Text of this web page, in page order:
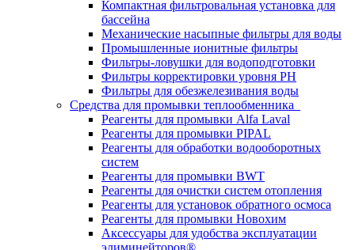
Компактная фильтровальная установка для
бассейна
Механические насыпные фильтры для воды
Промышленные ионитные фильтры
Фильтры-ловушки для водоподготовки
Фильтры корректировки уровня PH
Фильтры для обезжелезивания воды
Средства для промывки теплообменника
Реагенты для промывки Alfa Laval
Реагенты для промывки PIPAL
Реагенты для обработки водооборотных
систем
Реагенты для промывки BWT
Реагенты для очистки систем отопления
Реагенты для установок обратного осмоса
Реагенты для промывки Новохим
Аксессуары для удобства эксплуатации
элиминейторов®